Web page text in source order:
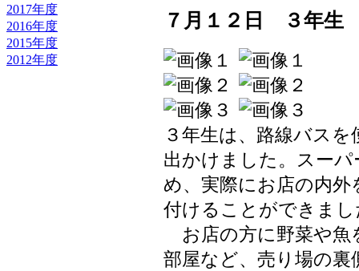
2017年度
2016年度
2015年度
2012年度
７月１２日 ３年
３年生は、路線バス
出かけました。スー
め、実際にお店の内
付けることができまし
お店の方に野菜や魚
部屋など、売り場の